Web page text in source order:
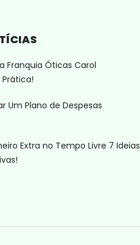
Franquia Óticas Carol
Um Plano de Despesas
Extra no Tempo Livre 7 Ideias